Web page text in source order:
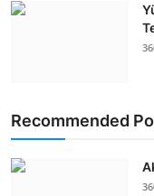
Recommended